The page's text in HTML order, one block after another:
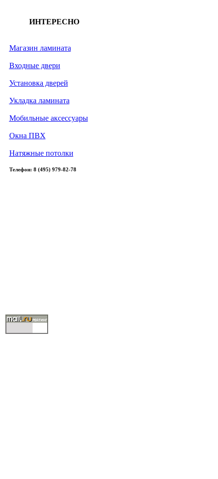
ИНТЕРЕСНО
Магазин ламината
Входные двери
Установка дверей
Укладка ламината
Мобильные аксессуары
Окна ПВХ
Натяжные потолки
Телефон: 8 (495) 979-82-78